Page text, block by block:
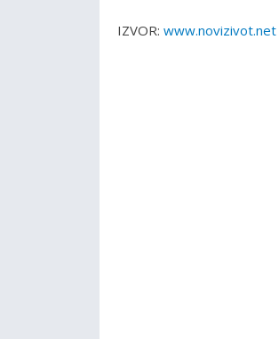
IZVOR: www.novizivot.net